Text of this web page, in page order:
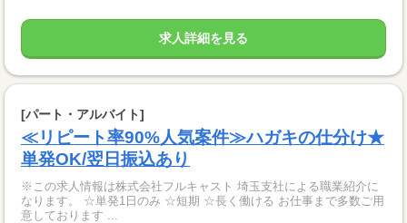
求人詳細を見る
[パート・アルバイト]
≪リピート率90%人気案件≫ハガキの仕分け★
単発OK/翌日振込あり
※この求人情報は株式会社フルキャスト 埼玉支社による職業紹介に
なります。 ☆単発1日のみ ☆短期 ☆長く働ける お仕事まで多数ご用
意しております ...